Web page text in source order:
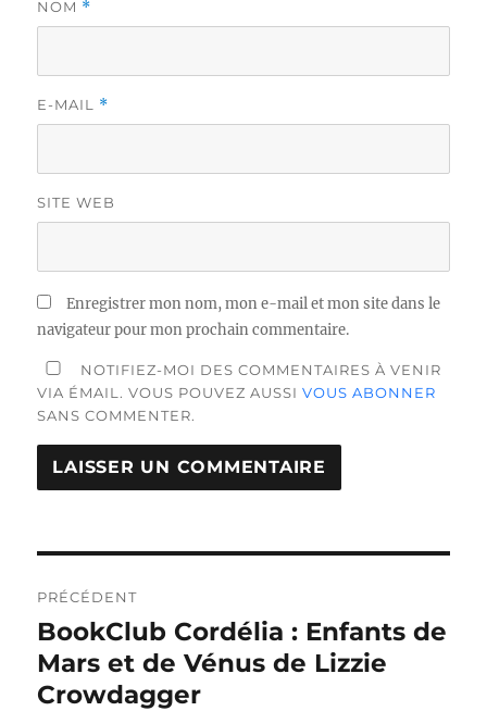
NOM *
E-MAIL *
SITE WEB
Enregistrer mon nom, mon e-mail et mon site dans le
navigateur pour mon prochain commentaire.
NOTIFIEZ-MOI DES COMMENTAIRES À VENIR
VIA ÉMAIL. VOUS POUVEZ AUSSIVOUS ABONNER
SANS COMMENTER.
de
l’article
PRÉCÉDENT
Publication
précédente :
BookClub Cordélia : Enfants de
Mars et de Vénus de Lizzie
Crowdagger